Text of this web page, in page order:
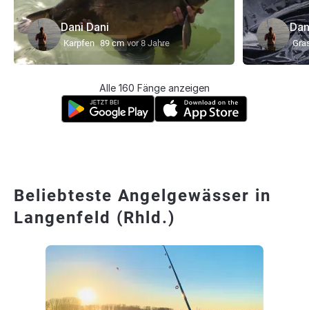
Dani Dani
Karpfen 89 cm vor 8 Jahre
Alle 160 Fänge anzeigen
Beliebteste Angelgewässer in
Langenfeld (Rhld.)